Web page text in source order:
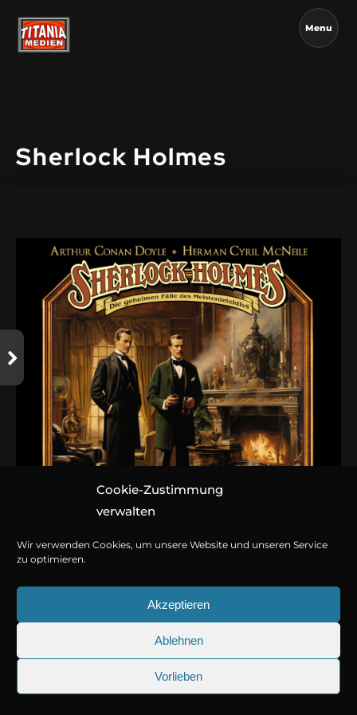
Cookie-Zustimmung
verwalten
Wir verwenden Cookies, um unsere Website und unseren Service
zu optimieren.
Akzeptieren
Ablehnen
Vorlieben
Menu
Sherlock Holmes
August 23, 2023
Folge 062: Mr. Marburys Hände
Hörspiel von Marc Gruppe nach Herman Cyril McNeile
und Sir Arthur Conan Doyle
August 23, 2023